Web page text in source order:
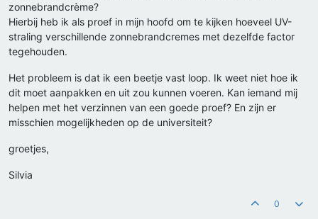
zonnebrandcrème?
Hierbij heb ik als proef in mijn hoofd om te kijken hoeveel UV-
straling verschillende zonnebrandcremes met dezelfde factor
tegehouden.
Het probleem is dat ik een beetje vast loop. Ik weet niet hoe ik
dit moet aanpakken en uit zou kunnen voeren. Kan iemand mij
helpen met het verzinnen van een goede proef? En zijn er
misschien mogelijkheden op de universiteit?
groetjes,
Silvia
0